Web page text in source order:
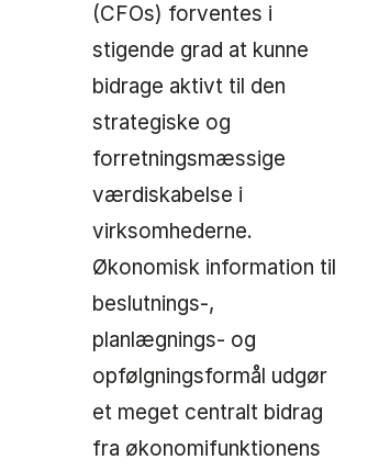
(CFOs) forventes i
stigende grad at kunne
bidrage aktivt til den
strategiske og
forretningsmæssige
værdiskabelse i
virksomhederne.
Økonomisk information til
beslutnings-,
planlægnings- og
opfølgningsformål udgør
et meget centralt bidrag
fra økonomifunktionens